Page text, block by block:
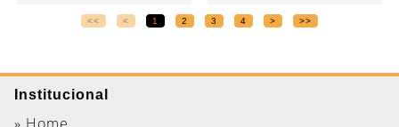
<< < 1 2 3 4 > >>
Institucional